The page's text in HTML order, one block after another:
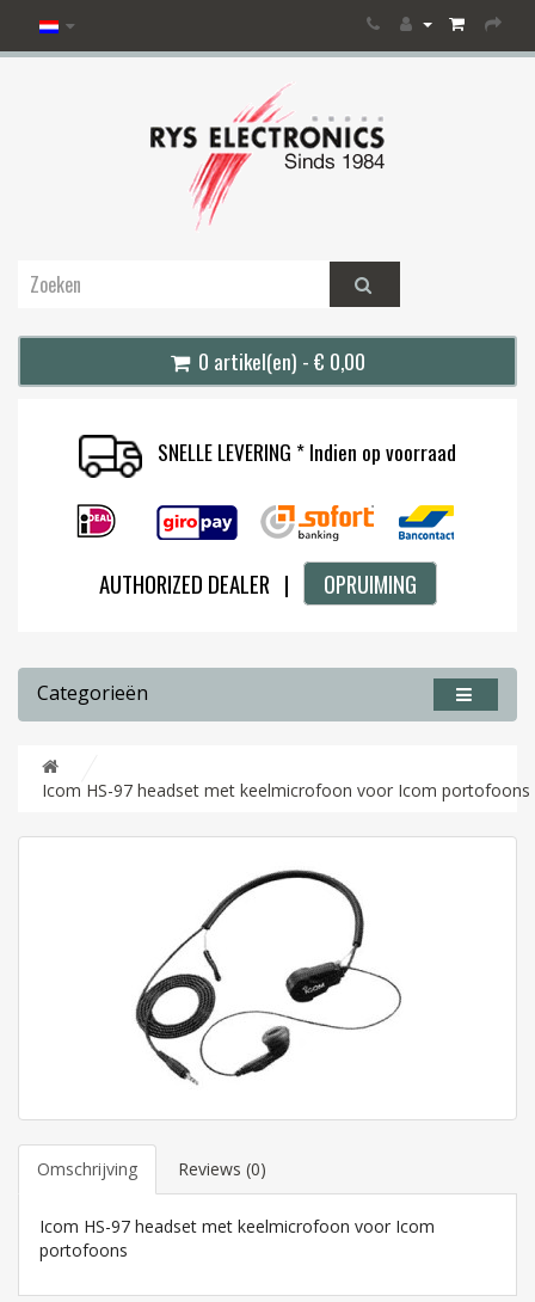
0 artikel(en) - € 0,00
SNELLE LEVERING * Indien op voorraad
AUTHORIZED DEALER | OPRUIMING
Categorieën
Icom HS-97 headset met keelmicrofoon voor Icom portofoons
Omschrijving Reviews (0)
Icom HS-97 headset met keelmicrofoon voor Icom
portofoons